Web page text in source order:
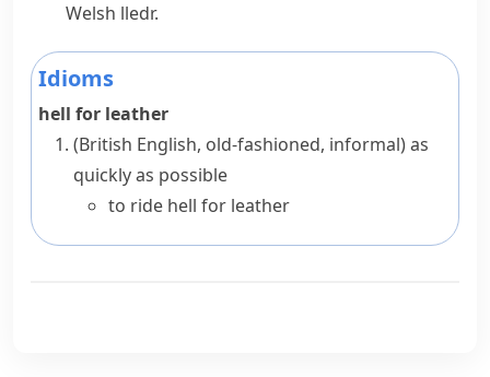
Welsh lledr.
Idioms
hell for leather
(British English, old-fashioned, informal)as
quickly as possible
to ride hell for leather